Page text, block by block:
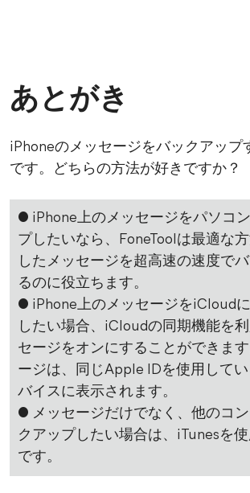
あとがき
iPhoneのメッセージをバックアップ
です。どちらの方法が好きですか？
● iPhone上のメッセージをパソコ
プしたいなら、FoneToolは最適な
したメッセージを超高速の速度で
るのに役立ちます。
● iPhone上のメッセージをiCloud
したい場合、iCloudの同期機能を
セージをオンにすることができま
ージは、同じApple IDを使用して
バイスに表示されます。
● メッセージだけでなく、他のコ
クアップしたい場合は、iTunesを
です。